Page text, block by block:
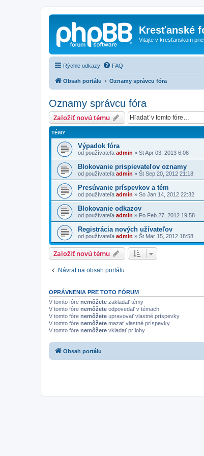
Kresťanské
Vitajte v kresťanskom
Rýchle odkazy FAQ
Obsah portálu Oznamy správcu fóra
Oznamy správcu fóra
Založiť novú tému
TÉMY
Výpadok fóra
od používateľa admin » St Apr 03, 2013 6:08
Blokovanie prispievateľov oznamy
od používateľa admin » Št Sep 20, 2012 21:18
Presúvanie príspevkov a tém
od používateľa admin » So Jan 14, 2012 22:32
Blokovanie odkazov
od používateľa admin » Po Feb 27, 2012 19:58
Registrácia nových užívateľov
od používateľa admin » Št Mar 15, 2012 18:58
Založiť novú tému
Návrat na obsah portálu
OPRÁVNENIA PRE TOTO FÓRUM
V tomto fóre nemôžete zakladať témy
V tomto fóre nemôžete odpovedať v témach
V tomto fóre nemôžete upravovať vlastné príspevky
V tomto fóre nemôžete mazať vlastné príspevky
V tomto fóre nemôžete vkladať prílohy
Obsah portálu